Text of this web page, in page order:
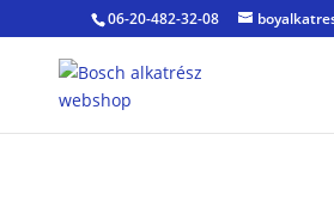
06-20-482-32-08